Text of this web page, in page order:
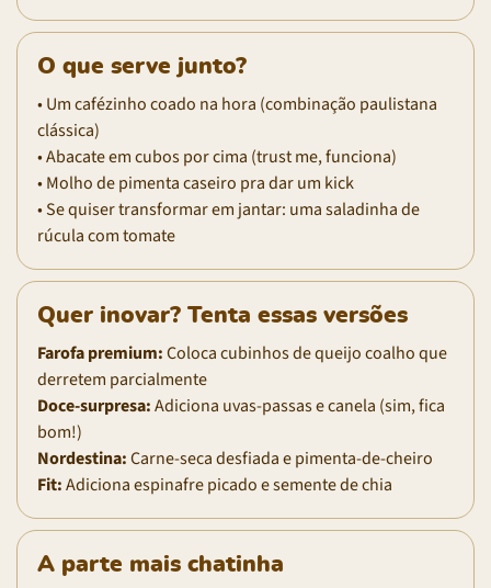
O que serve junto?
• Um cafézinho coado na hora (combinação paulistana
clássica)
• Abacate em cubos por cima (trust me, funciona)
• Molho de pimenta caseiro pra dar um kick
• Se quiser transformar em jantar: uma saladinha de
rúcula com tomate
Quer inovar? Tenta essas versões
Farofa premium:Coloca cubinhos de queijo coalho que
derretem parcialmente
Doce-surpresa:Adiciona uvas-passas e canela (sim, fica
bom!)
Nordestina:Carne-seca desfiada e pimenta-de-cheiro
Fit:Adiciona espinafre picado e semente de chia
A parte mais chatinha